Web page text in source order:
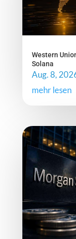
Western
Solana
Aug. 8,
mehr lesen